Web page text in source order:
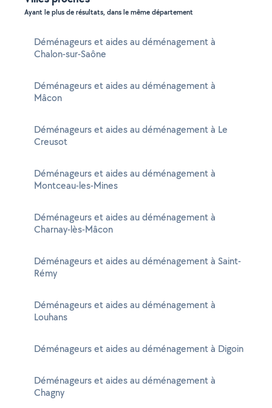
Ayant le plus de résultats, dans le même département
Déménageurs et aides au déménagement à
Chalon-sur-Saône
Déménageurs et aides au déménagement à
Mâcon
Déménageurs et aides au déménagement à Le
Creusot
Déménageurs et aides au déménagement à
Montceau-les-Mines
Déménageurs et aides au déménagement à
Charnay-lès-Mâcon
Déménageurs et aides au déménagement à Saint-
Rémy
Déménageurs et aides au déménagement à
Louhans
Déménageurs et aides au déménagement à Digoin
Déménageurs et aides au déménagement à
Chagny